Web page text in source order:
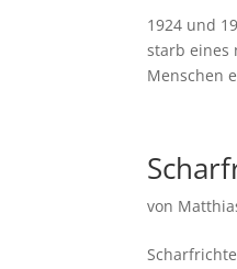
1924 und
starb eines
Menschen
von